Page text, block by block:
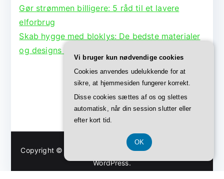
Gør strømmen billigere: 5 råd til et lavere
elforbrug
Skab hygge med bloklys: De bedste materialer
og designs til lysestager
Copyright © 2026 . Powered by
WordPress.
Vi bruger kun nødvendige cookies
Cookies anvendes udelukkende for at
sikre, at hjemmesiden fungerer korrekt.
Disse cookies sættes af os og slettes
automatisk, når din session slutter eller
efter kort tid.
OK